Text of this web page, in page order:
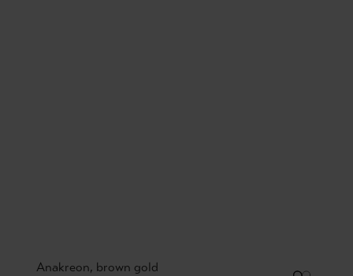
Anakreon, brown gold